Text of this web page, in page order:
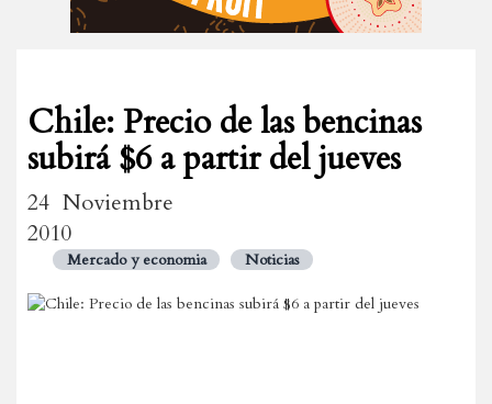
Chile: Precio de las bencinas
subirá $6 a partir del jueves
24 Noviembre
2010
Mercado y economia Noticias